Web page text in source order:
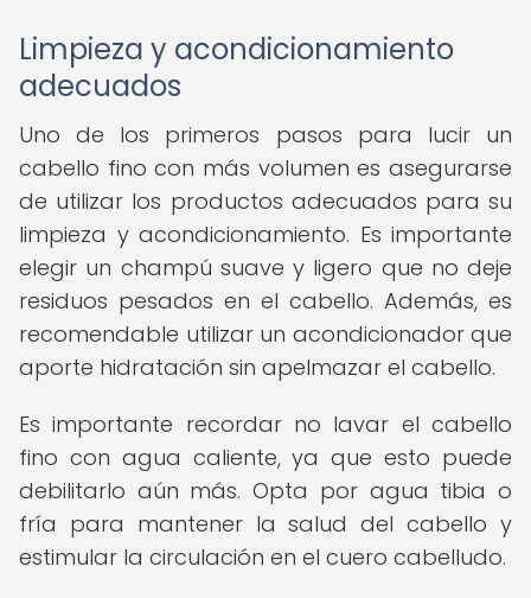
Limpieza y acondicionamiento
adecuados
Uno de los primeros pasos para lucir un
cabello fino con más volumen es asegurarse
de utilizar los productos adecuados para su
limpieza y acondicionamiento. Es importante
elegir un champú suave y ligero que no deje
residuos pesados en el cabello. Además, es
recomendable utilizar un acondicionador que
aporte hidratación sin apelmazar el cabello.
Es importante recordar no lavar el cabello
fino con agua caliente, ya que esto puede
debilitarlo aún más. Opta por agua tibia o
fría para mantener la salud del cabello y
estimular la circulación en el cuero cabelludo.